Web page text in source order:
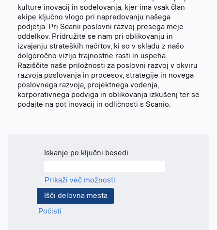
kulture inovacij in sodelovanja, kjer ima vsak član
ekipe ključno vlogo pri napredovanju našega
podjetja. Pri Scanii poslovni razvoj presega meje
oddelkov. Pridružite se nam pri oblikovanju in
izvajanju strateških načrtov, ki so v skladu z našo
dolgoročno vizijo trajnostne rasti in uspeha.
Raziščite naše priložnosti za poslovni razvoj v okviru
razvoja poslovanja in procesov, strategije in novega
poslovnega razvoja, projektnega vodenja,
korporativnega podviga in oblikovanja izkušenj ter se
podajte na pot inovacij in odličnosti s Scanio.
Iskanje po ključni besedi
Prikaži več možnosti
Počisti